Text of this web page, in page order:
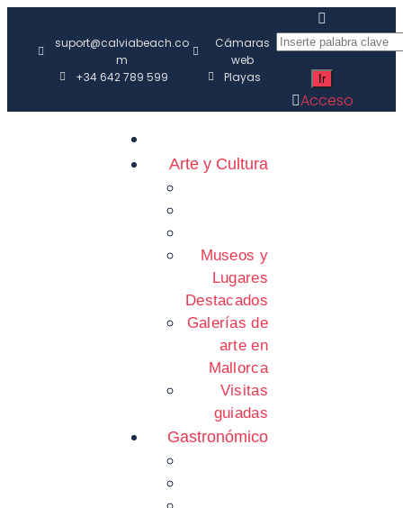
suport@calviabeach.co
m
+34 642 789 599
Cámaras
web
Playas
Acceso
Arte y Cultura
Museos y
Lugares
Destacados
Galerías de
arte en
Mallorca
Visitas
guiadas
Gastronómico